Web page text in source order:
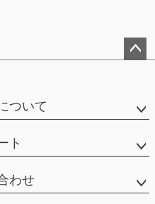
ついて
ト
わせ